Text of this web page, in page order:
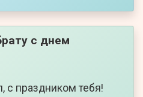
с днем
с праздником тебя!